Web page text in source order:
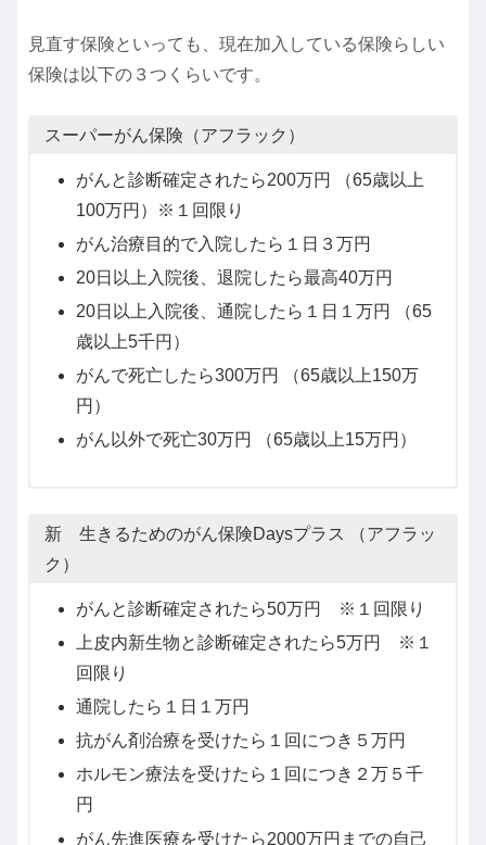
見直す保険といっても、現在加入している保険らしい
保険は以下の３つくらいです。
スーパーがん保険（アフラック）
がんと診断確定されたら200万円 （65歳以上
100万円）※１回限り
がん治療目的で入院したら１日３万円
20日以上入院後、退院したら最高40万円
20日以上入院後、通院したら１日１万円 （65
歳以上5千円）
がんで死亡したら300万円 （65歳以上150万
円）
がん以外で死亡30万円 （65歳以上15万円）
新 生きるためのがん保険Daysプラス （アフラッ
ク）
がんと診断確定されたら50万円 ※１回限り
上皮内新生物と診断確定されたら5万円 ※１
回限り
通院したら１日１万円
抗がん剤治療を受けたら１回につき５万円
ホルモン療法を受けたら１回につき２万５千
円
がん先進医療を受けたら2000万円までの自己